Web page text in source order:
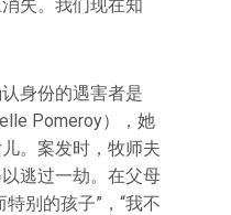
失。我们现在知
身份的遇害者是
Pomeroy），她
。案发时，牧师夫
逃过一劫。在父母
别的孩子”，“我不